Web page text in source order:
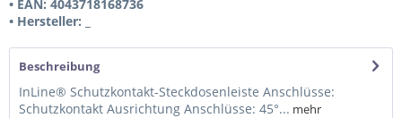
• EAN: 4043718168736
• Hersteller: _
Beschreibung
InLine® Schutzkontakt-Steckdosenleiste Anschlüsse:
Schutzkontakt Ausrichtung Anschlüsse: 45°... mehr